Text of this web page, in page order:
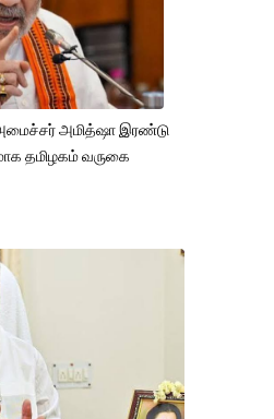
அமித்ஷா இரண்டு
தமிழகம் வருகை